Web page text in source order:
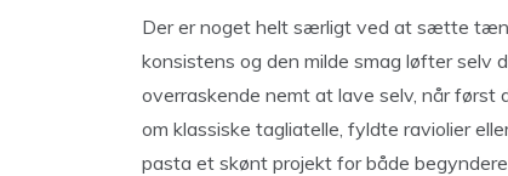
Der er noget helt særligt ved at sætte
konsistens og den milde smag løfter selv
overraskende nemt at lave selv, når først
om klassiske tagliatelle, fyldte raviolier
pasta et skønt projekt for både